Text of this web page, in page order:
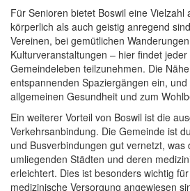
Für Senioren bietet Boswil eine Vielzahl
körperlich als auch geistig anregend
Vereinen, bei gemütlichen
Kulturveranstaltungen – hier findet
Gemeindeleben teilzunehmen. Die
entspannenden Spaziergängen ein,
allgemeinen Gesundheit und zum
Ein weiterer Vorteil von Boswil ist die
Verkehrsanbindung. Die Gemeinde ist
und Busverbindungen gut vernetzt, was
umliegenden Städten und deren
erleichtert. Dies ist besonders wichtig
medizinische Versorgung angewiesen